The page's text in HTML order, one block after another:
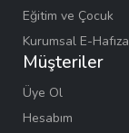
Eğitim ve Çocuk
Kurumsal E-Hafıza
Müşteriler
Üye Ol
Hesabım